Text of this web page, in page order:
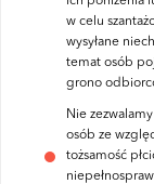
w celu
wysyłane
temat osób
grono
Nie
osób ze
tożsamość